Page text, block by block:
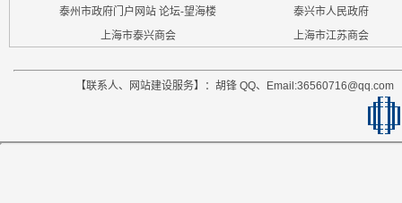
泰州市政府门户网站 论坛-望海楼
泰兴市人民政府
上海市泰兴商会
上海市江苏商会
【联系人、网站建设服务】：胡锋 QQ、Email:36560716@qq.com